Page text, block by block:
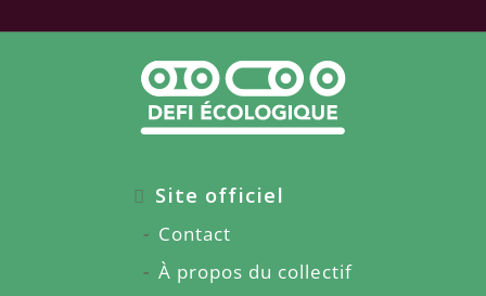
Site officiel
Contact
À propos du collectif